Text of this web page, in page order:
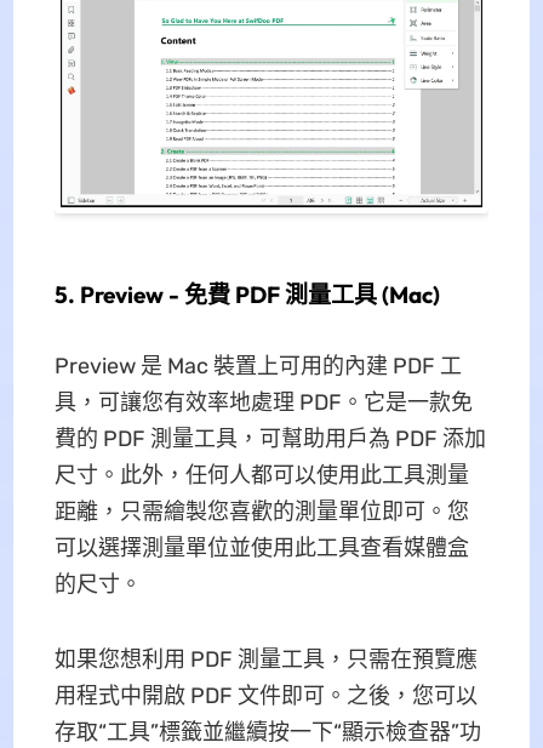
5. Preview - 免費 PDF 測量工具 (Mac)
Preview 是 Mac 裝置上可用的內建 PDF 工
具，可讓您有效率地處理 PDF。它是一款免
費的 PDF 測量工具，可幫助用戶為 PDF 添加
尺寸。此外，任何人都可以使用此工具測量
距離，只需繪製您喜歡的測量單位即可。您
可以選擇測量單位並使用此工具查看媒體盒
的尺寸。
如果您想利用 PDF 測量工具，只需在預覽應
用程式中開啟 PDF 文件即可。之後，您可以
存取“工具”標籤並繼續按一下“顯示檢查器”功